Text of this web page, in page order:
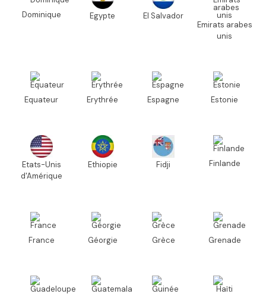
Dominique Egypte
El Salvador
Emirats arabes
unis
Equateur Erythrée Espagne Estonie
Etats-Unis
d'Amérique
Ethiopie Fidji Finlande
France Géorgie Grèce Grenade